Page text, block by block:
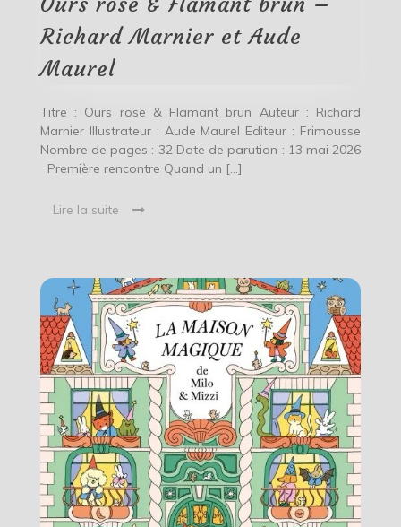
–
Richard
Marnier
Richard Marnier et Aude
Maurel
Titre : Ours rose & Flamant brun Auteur : Richard
Marnier Illustrateur : Aude Maurel Editeur : Frimousse
Nombre de pages : 32 Date de parution : 13 mai 2026
Première rencontre Quand un […]
Lire la suite